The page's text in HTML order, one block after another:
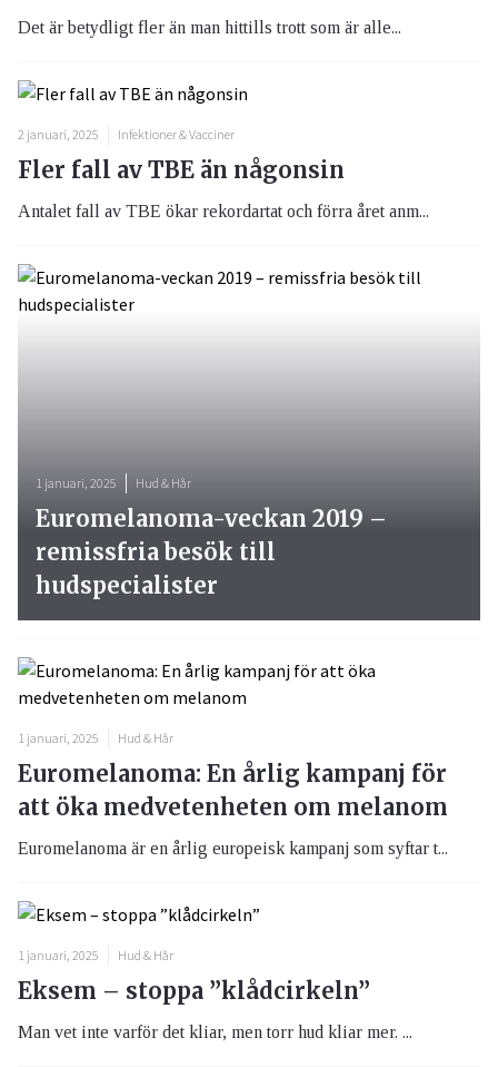
Det är betydligt fler än man hittills trott som är alle...
2 januari, 2025 Infektioner & Vacciner
Fler fall av TBE än någonsin
Antalet fall av TBE ökar rekordartat och förra året anm...
1 januari, 2025 Hud & Hår
Euromelanoma-veckan 2019 –
remissfria besök till
hudspecialister
1 januari, 2025 Hud & Hår
Euromelanoma: En årlig kampanj för
att öka medvetenheten om melanom
Euromelanoma är en årlig europeisk kampanj som syftar t...
1 januari, 2025 Hud & Hår
Eksem – stoppa ”klådcirkeln”
Man vet inte varför det kliar, men torr hud kliar mer. ...